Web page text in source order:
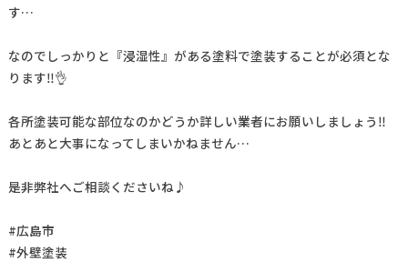
す…
なのでしっかりと『浸湿性』がある塗料で塗装することが必須とな
ります‼️👌
各所塗装可能な部位なのかどうか詳しい業者にお願いしましょう‼️
あとあと大事になってしまいかねません…
是非弊社へご相談くださいね♪
#広島市
#外壁塗装